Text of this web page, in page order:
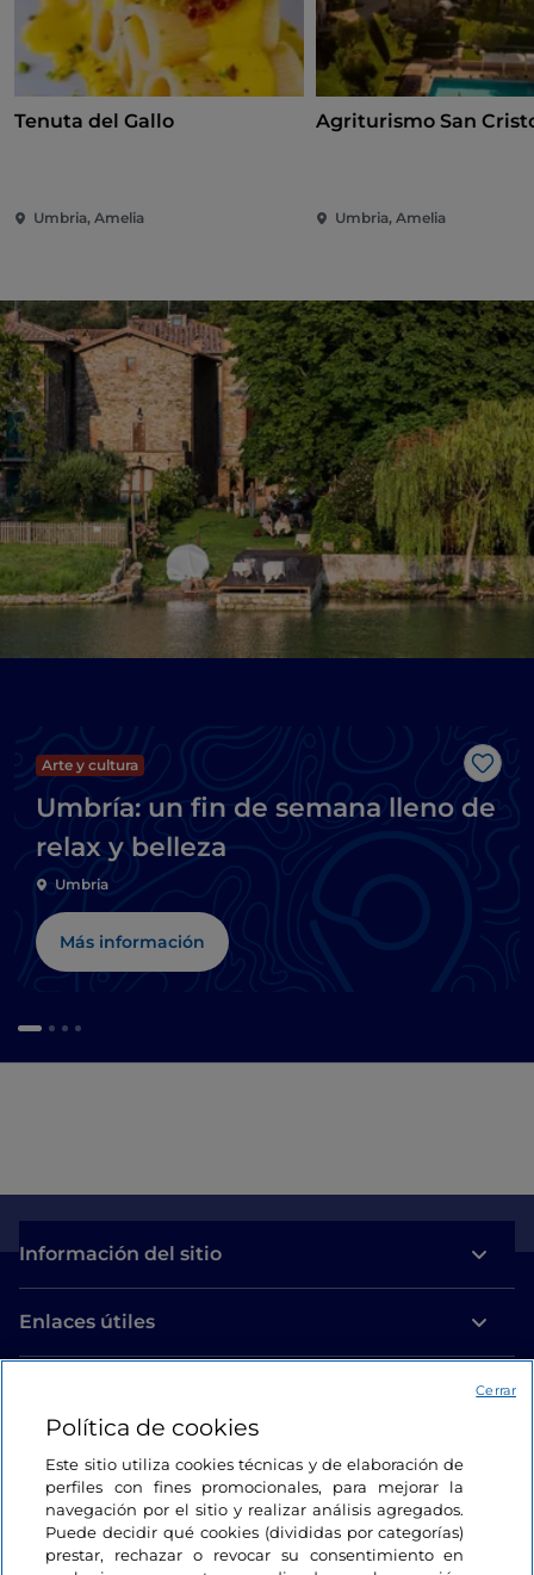
Tenuta del Gallo
Umbria, Amelia
Agriturismo San
Umbria, Amelia
Me
Arte y cultura
Umbría: un fin de semana lleno de
relax y belleza
Umbria
Más información
Información del sitio
Enlaces útiles
Estamos en contacto
Política de cookies
Este sitio utiliza cookies técnicas y de elaboración de
perfiles con fines promocionales, para mejorar la
navegación por el sitio y realizar análisis agregados.
Puede decidir qué cookies (divididas por categorías)
prestar, rechazar o revocar su consentimiento en
Cerrar